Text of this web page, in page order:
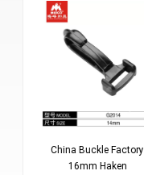
China Buckle Factory
16mm Haken